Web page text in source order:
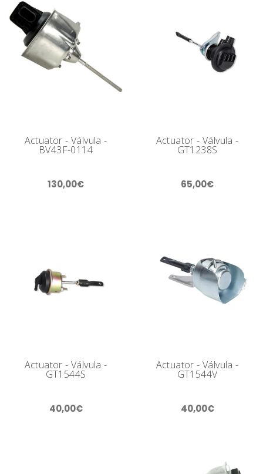
Actuator - Válvula -
BV43F-0114
130,00€
Actuator - Válvula -
GT1238S
65,00€
Actuator - Válvula -
GT1544S
40,00€
Actuator - Válvula -
GT1544V
40,00€